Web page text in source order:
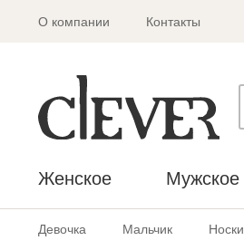
О компании Контакты
Женское Мужское
Девочка Мальчик Носки